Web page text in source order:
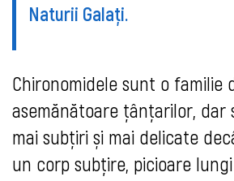
Naturii Galați.
Chironomidele sunt o familie
asemănătoare țânțarilor, dar
mai subțiri și mai delicate
un corp subțire, picioare